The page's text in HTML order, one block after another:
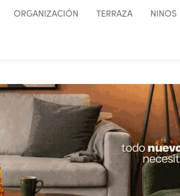
ORGANIZACIÓN TERRAZA NINOS